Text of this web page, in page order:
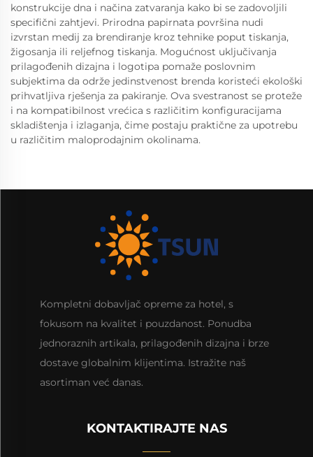
konstrukcije dna i načina zatvaranja kako bi se zadovoljili
specifični zahtjevi. Prirodna papirnata površina nudi
izvrstan medij za brendiranje kroz tehnike poput tiskanja,
žigosanja ili reljefnog tiskanja. Mogućnost uključivanja
prilagođenih dizajna i logotipa pomaže poslovnim
subjektima da održe jedinstvenost brenda koristeći ekološki
prihvatljiva rješenja za pakiranje. Ova svestranost se proteže
i na kompatibilnost vrećica s različitim konfiguracijama
skladištenja i izlaganja, čime postaju praktične za upotrebu
u različitim maloprodajnim okolinama.
Kompletni dobavljač opreme za hotel, s
fokusom na kvalitet i pouzdanost. Ponudba
jednoraznih artikala, prilagođenih dizajna i brze
dostave globalnim klijentima. Istražite naš
asortiman već danas.
KONTAKTIRAJTE NAS